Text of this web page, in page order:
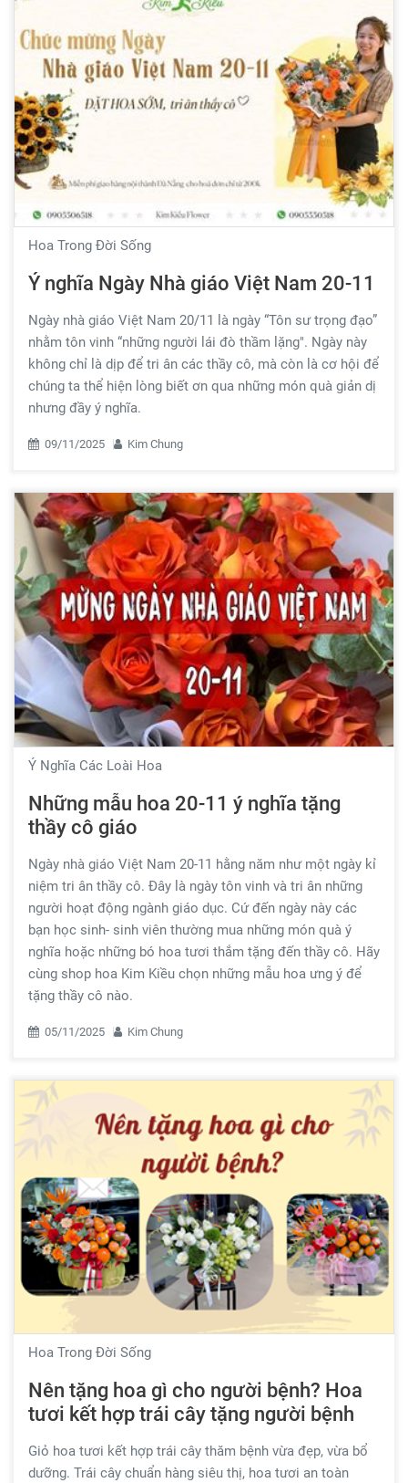
Hoa Trong Đời Sống
Ý nghĩa Ngày Nhà giáo Việt Nam 20-11
Ngày nhà giáo Việt Nam 20/11 là ngày “Tôn sư trọng đạo”
nhằm tôn vinh “những người lái đò thầm lặng". Ngày này
không chỉ là dịp để tri ân các thầy cô, mà còn là cơ hội để
chúng ta thể hiện lòng biết ơn qua những món quà giản dị
nhưng đầy ý nghĩa.
09/11/2025 Kim Chung
Ý Nghĩa Các Loài Hoa
Những mẫu hoa 20-11 ý nghĩa tặng
thầy cô giáo
Ngày nhà giáo Việt Nam 20-11 hằng năm như một ngày kỉ
niệm tri ân thầy cô. Đây là ngày tôn vinh và tri ân những
người hoạt động ngành giáo dục. Cứ đến ngày này các
bạn học sinh- sinh viên thường mua những món quà ý
nghĩa hoặc những bó hoa tươi thắm tặng đến thầy cô. Hãy
cùng shop hoa Kim Kiều chọn những mẫu hoa ưng ý để
tặng thầy cô nào.
05/11/2025 Kim Chung
Hoa Trong Đời Sống
Nên tặng hoa gì cho người bệnh? Hoa
tươi kết hợp trái cây tặng người bệnh
Giỏ hoa tươi kết hợp trái cây thăm bệnh vừa đẹp, vừa bổ
dưỡng. Trái cây chuẩn hàng siêu thị, hoa tươi an toàn